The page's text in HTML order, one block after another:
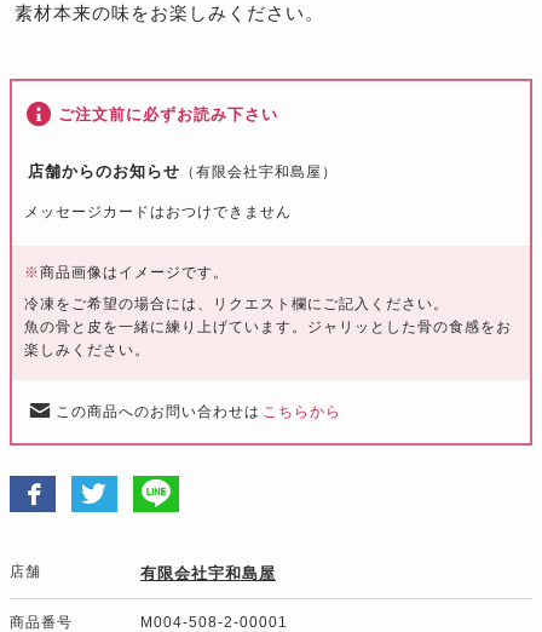
素材本来の味をお楽しみください。
ご注文前に必ずお読み下さい
店舗からのお知らせ （有限会社宇和島屋）
メッセージカードはおつけできません
※商品画像はイメージです。
冷凍をご希望の場合には、リクエスト欄にご記入ください。
魚の骨と皮を一緒に練り上げています。ジャリッとした骨の食感をお
楽しみください。
この商品へのお問い合わせは こちらから
店舗 有限会社宇和島屋
商品番号 M004-508-2-00001